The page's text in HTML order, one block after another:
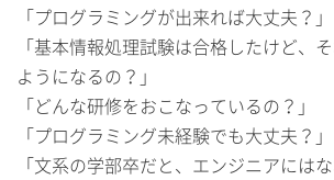
「プログラミングが出来れば大丈夫？」
「基本情報処理試験は合格したけど、
ようになるの？」
「どんな研修をおこなっているの？」
「プログラミング未経験でも大丈夫？」
「文系の学部卒だと、エンジニアには